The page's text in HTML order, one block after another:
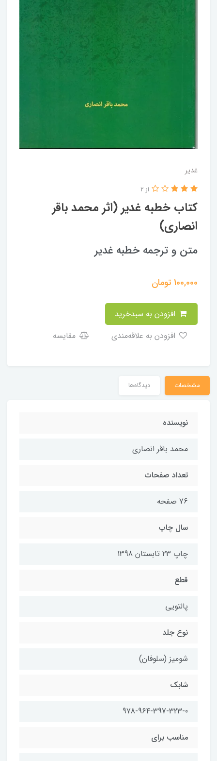
غدیر
کتاب خطبه غدیر (اثر محمد باقر
انصاری)
از 2
متن و ترجمه خطبه غدیر
100,000تومان
مقایسه
مشخصات دیدگاه‌ها
نويسنده
محمد باقر انصاری
تعداد صفحات
76 صفحه
سال چاپ
چاپ ۲۳ تابستان 1398
قطع
پالتویی
نوع جلد
شومیز (سلوفان)
شابك
978-964-397-323-0
مناسب براي